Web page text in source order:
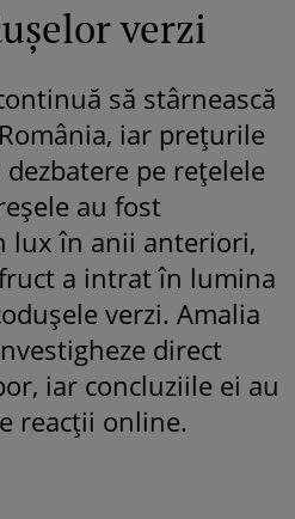
verzi
să stârnească
iar prețurile
pe rețelele
au fost
lux în anii anteriori,
a intrat în lumina
verzi. Amalia
direct
iar concluziile ei au
reacții online.